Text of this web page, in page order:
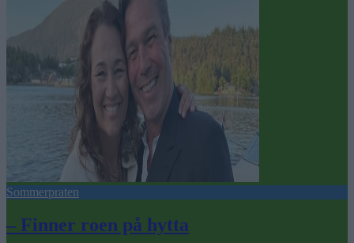
Sommerpraten
– Finner roen på hytta